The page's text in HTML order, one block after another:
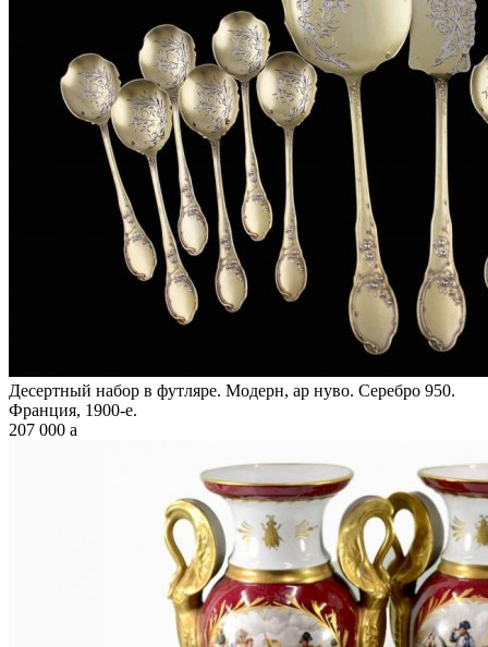
Десертный набор в футляре. Модерн, ар нуво. Серебро 950.
Франция, 1900-е.
207 000 a